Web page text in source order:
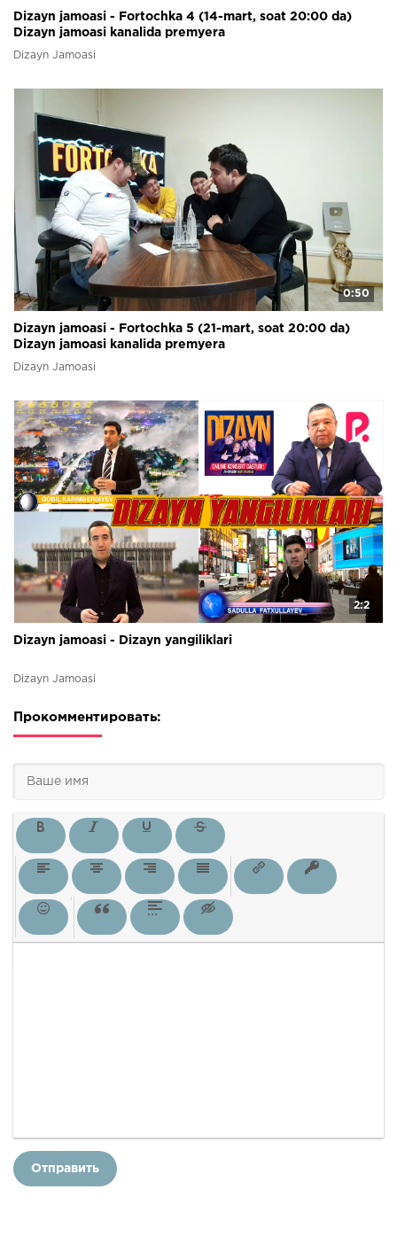
Dizayn jamoasi - Fortochka 4 (14-mart, soat 20:00 da)
Dizayn jamoasi kanalida premyera
Dizayn Jamoasi
0:50
Dizayn jamoasi - Fortochka 5 (21-mart, soat 20:00 da)
Dizayn jamoasi kanalida premyera
Dizayn Jamoasi
2:2
Dizayn jamoasi - Dizayn yangiliklari
Dizayn Jamoasi
Прокомментировать:
Отправить